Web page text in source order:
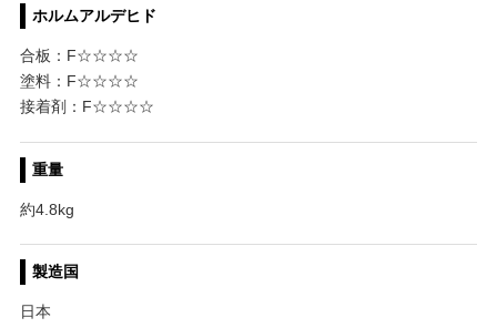
ホルムアルデヒド
合板：F☆☆☆☆
塗料：F☆☆☆☆
接着剤：F☆☆☆☆
重量
約4.8kg
製造国
日本